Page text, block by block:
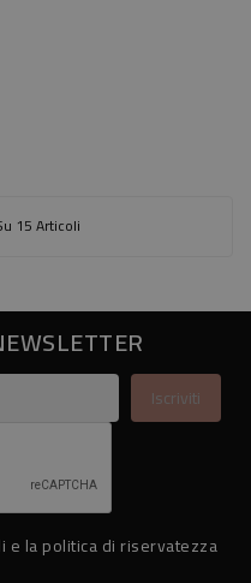
15 Articoli
e la politica di riservatezza